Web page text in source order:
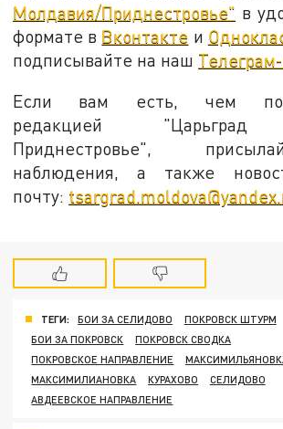
Молдавия/Приднестровье" в
формате в Вконтакте и
подписывайте на наш
Если вам есть, чем
редакцией "Царьград
Приднестровье",
наблюдения, а также
почту:
ТЕГИ: БОИ ЗА СЕЛИДОВО
ПОКРОВСК ШТУРМ
БОИ ЗА ПОКРОВСК
ПОКРОВСК СВОДКА
ПОКРОВСКОЕ НАПРАВЛЕНИЕ
МАКСИМИЛИАНОВКА
КУРАХОВО
СЕЛИДОВО
АВДЕЕВСКОЕ НАПРАВЛЕНИЕ